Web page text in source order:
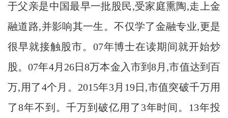
于父亲是中国最早一批股民,受家庭熏陶,走上金
融道路,并影响其一生。不仅学了金融专业,更是
很早就接触股市。07年博士在读期间就开始炒
股。07年4月26日8万本金入市到8月,市值达到百
万,用了4个月。2015年3月19日,市值突破千万用
了8年不到。千万到破亿用了3年时间。13年投